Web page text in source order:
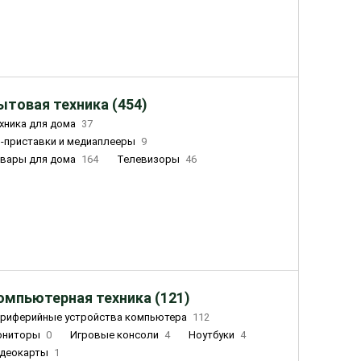
техника (454)
для дома 37
приставки и медиаплееры
9
для дома 164 Телевизоры 46
техника (121)
устройства компьютера 112
0 Игровые консоли 4 Ноутбуки 4
1